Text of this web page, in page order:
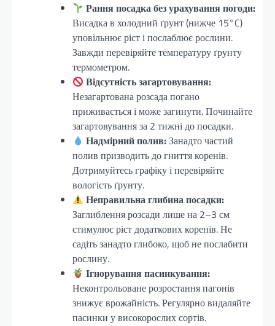
Рання посадка без урахування погоди:
Висадка в холодний ґрунт (нижче 15°C)
уповільнює ріст і послаблює рослини.
Завжди перевіряйте температуру ґрунту
термометром.
Відсутність загартовування:
Незагартована розсада погано
приживається і може загинути. Починайте
загартовування за 2 тижні до посадки.
Надмірний полив:Занадто частий
полив призводить до гниття коренів.
Дотримуйтесь графіку і перевіряйте
вологість ґрунту.
Неправильна глибина посадки:
Заглиблення розсади лише на 2–3 см
стимулює ріст додаткових коренів. Не
садіть занадто глибоко, щоб не послабити
рослину.
Ігнорування пасинкування:
Неконтрольоване розростання пагонів
знижує врожайність. Регулярно видаляйте
пасинки у високорослих сортів.